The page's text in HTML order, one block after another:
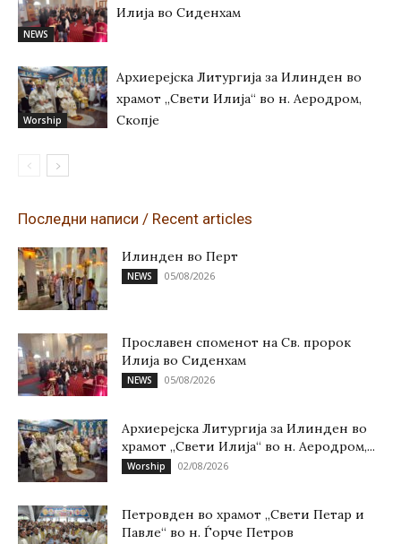
NEWS
Илија во Сиденхам
Worship
Архиерејска Литургија за Илинден во
храмот „Свети Илија“ во н. Аеродром,
Скопје
Последни написи / Recent articles
Илинден во Перт
NEWS 05/08/2026
Прославен споменот на Св. пророк
Илија во Сиденхам
NEWS 05/08/2026
Архиерејска Литургија за Илинден во
храмот „Свети Илија“ во н. Аеродром,...
Worship 02/08/2026
Петровден во храмот „Свети Петар и
Павле“ во н. Ѓорче Петров